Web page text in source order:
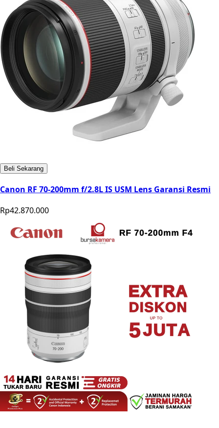
Beli Sekarang
Canon RF 70-200mm f/2.8L IS USM Lens Garansi Resmi
Rp42.870.000